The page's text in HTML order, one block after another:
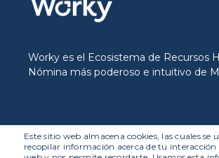
Este sitio web almacena cookies, las cuales se
recopilar información acerca de tu
Worky es el Ecosistema de Recursos
Nómina más poderoso e intuitivo de